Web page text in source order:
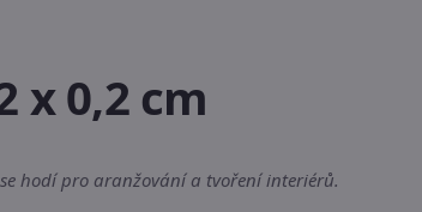
x 0,2 cm
hodí pro aranžování a tvoření interiérů.